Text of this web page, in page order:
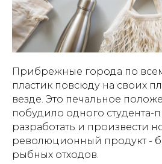
Прибрежные города по
пластик повсюду на своих
везде. Это печальное
побудило одного студента-
разработать и произвести
революционный продукт -
рыбных отходов.